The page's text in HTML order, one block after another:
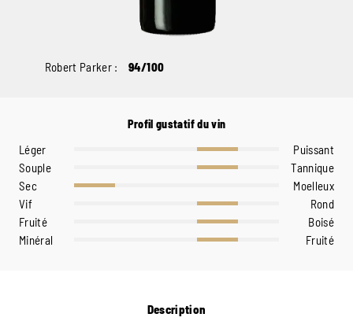
Robert Parker : 94/100
Profil gustatif du vin
Léger
Puissant
Souple
Tannique
Sec
Moelleux
Vif
Rond
Fruité
Boisé
Minéral
Fruité
Description